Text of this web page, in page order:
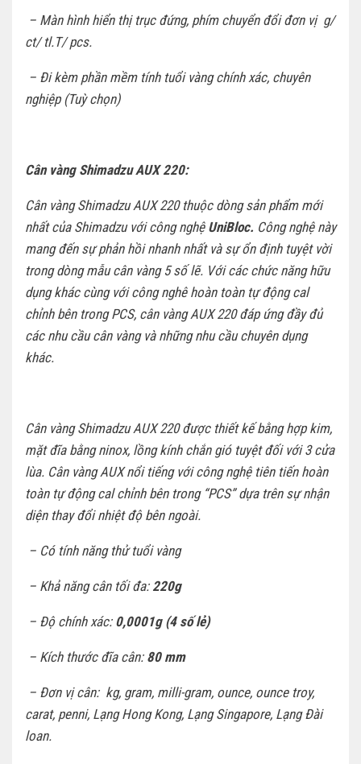
– Màn hình hiển thị trục đứng, phím chuyển đổi đơn vị g/
ct/ tl.T/ pcs.
– Đi kèm phần mềm tính tuổi vàng chính xác, chuyên
nghiệp (Tuỳ chọn)
Cân vàng Shimadzu AUX 220:
Cân vàng Shimadzu AUX 220 thuộc dòng sản phẩm mới
nhất của Shimadzu với công nghệ UniBloc. Công nghệ này
mang đến sự phản hồi nhanh nhất và sự ổn định tuyệt vời
trong dòng mẫu cân vàng 5 số lẽ. Với các chức năng hữu
dụng khác cùng với công nghê hoàn toàn tự động cal
chỉnh bên trong PCS, cân vàng AUX 220 đáp ứng đầy đủ
các nhu cầu cân vàng và những nhu cầu chuyên dụng
khác.
Cân vàng Shimadzu AUX 220 được thiết kế bằng hợp kim,
mặt đĩa bằng ninox, lồng kính chắn gió tuyệt đối với 3 cửa
lùa. Cân vàng AUX nổi tiếng với công nghệ tiên tiến hoàn
toàn tự động cal chỉnh bên trong “PCS” dựa trên sự nhận
diện thay đổi nhiệt độ bên ngoài.
– Có tính năng thử tuổi vàng
– Khả năng cân tối đa: 220g
– Độ chính xác: 0,0001g (4 số lẻ)
– Kích thước đĩa cân: 80 mm
– Đơn vị cân: kg, gram, milli-gram, ounce, ounce troy,
carat, penni, Lạng Hong Kong, Lạng Singapore, Lạng Đài
loan.